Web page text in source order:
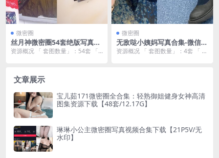
微密圈
丝月神微密圈54套绝版写真合
集下载【倾城佳人/无水印/3.4
资源概况 「 套图数量」：54套 「
微密圈
无敌哒小姨妈写真合集-微信朋
友圈系列套图/视频资源下载
资源概况 「 套图数量」：4套 「 资
文章展示
宝儿茹171微密圈全合集：轻熟御姐健身女神高清
图集资源下载【48套/12.17G】
琳琳小公主微密圈写真视频合集下载【21P5V/无
水印】